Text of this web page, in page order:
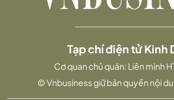
Tạp chí điện tử Kinh
Cơ quan chủ quản: Liên minh
© Vnbusiness giữ bản quyền nội